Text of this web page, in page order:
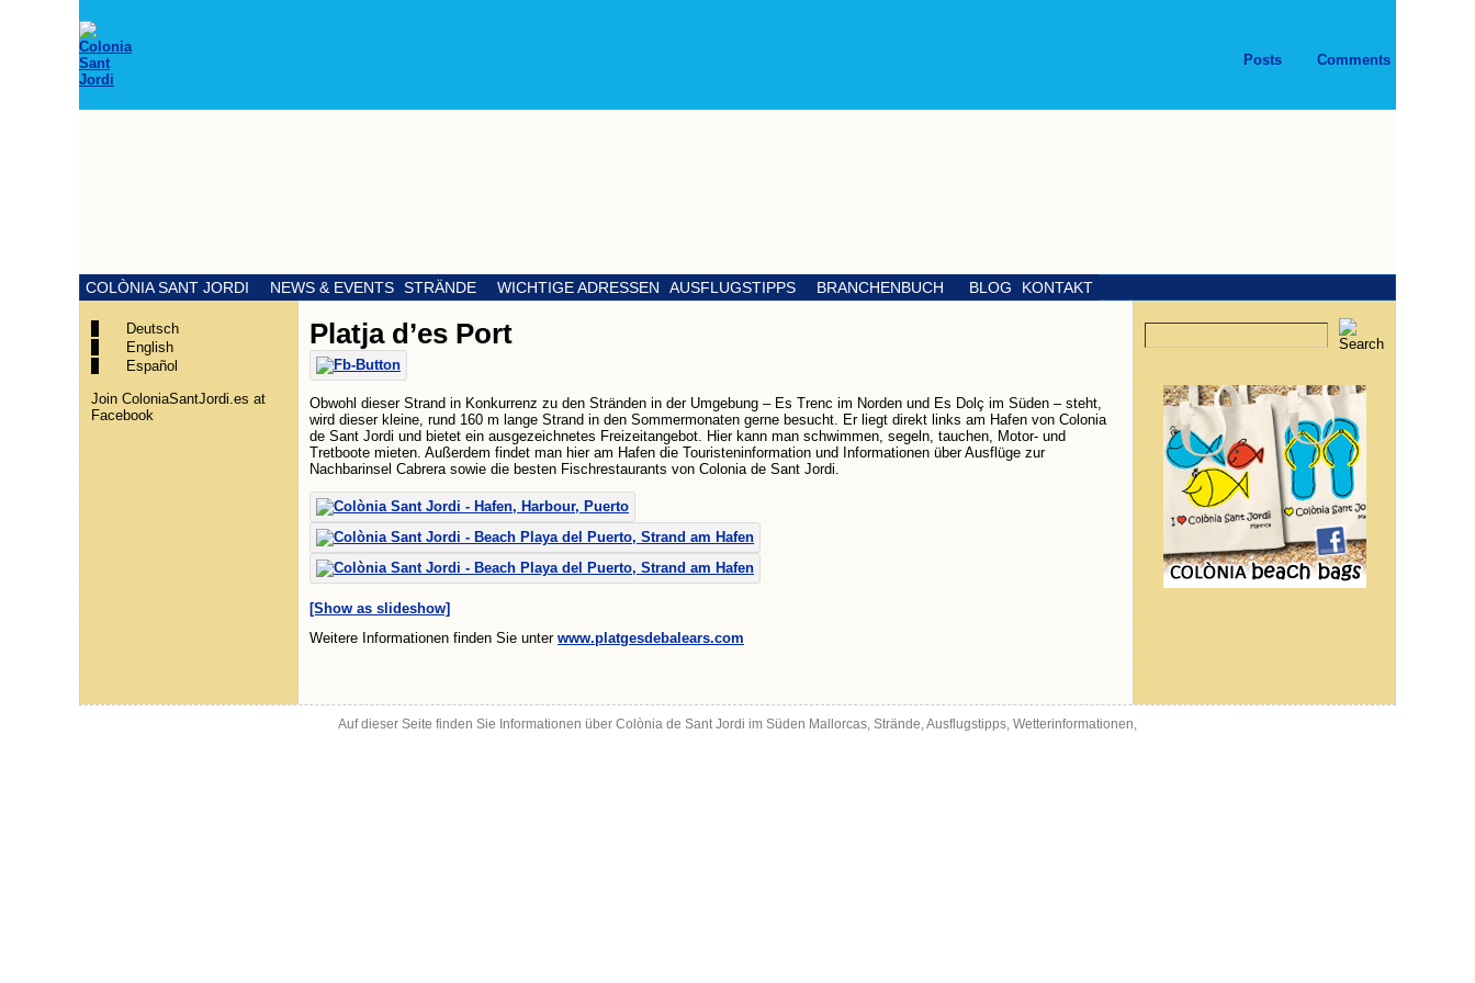
COLÒNIA SANT JORDI NEWS & EVENTS STRÄNDE WICHTIGE ADRESSEN AUSFLUGSTIPPS BRANCHENBUCH BLOG KONTAKT
Comments
Posts
Deutsch
English
Español
Join ColoniaSantJordi.es at
Facebook
Platja d’es Port
Obwohl dieser Strand in Konkurrenz zu den Stränden in der Umgebung – Es Trenc im Norden und Es Dolç im Süden – steht,
wird dieser kleine, rund 160 m lange Strand in den Sommermonaten gerne besucht. Er liegt direkt links am Hafen von Colonia
de Sant Jordi und bietet ein ausgezeichnetes Freizeitangebot. Hier kann man schwimmen, segeln, tauchen, Motor- und
Tretboote mieten. Außerdem findet man hier am Hafen die Touristeninformation und Informationen über Ausflüge zur
Nachbarinsel Cabrera sowie die besten Fischrestaurants von Colonia de Sant Jordi.
[Show as slideshow]
Weitere Informationen finden Sie unter www.platgesdebalears.com
Auf dieser Seite finden Sie Informationen über Colònia de Sant Jordi im Süden Mallorcas, Strände, Ausflugstipps, Wetterinformationen,